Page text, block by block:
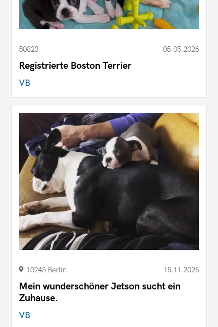
50823 05.05.2026
Registrierte Boston Terrier
VB
10243 Berlin 15.11.2025
Mein wunderschöner Jetson sucht ein
Zuhause.
VB